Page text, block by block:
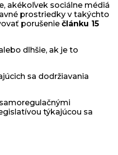
akékoľvek sociálne médiá
prostriedky v takýchto
porušenie článku 15
dlhšie, ak je to
sa dodržiavania
týkajúcou sa